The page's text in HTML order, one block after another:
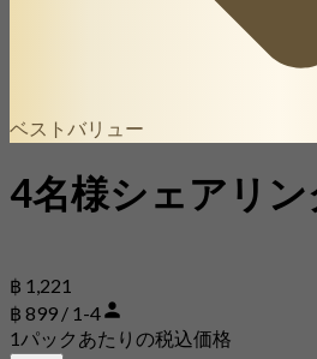
ベストバリュー
4名様シェアリン
฿ 1,221
฿ 899 / 1-4
1パックあたりの税込価格